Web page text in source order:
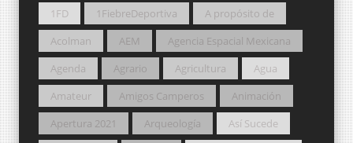
1FD 1FiebreDeportiva
A propósito de
Acolman
AEM
Agencia Espacial Mexicana
Agenda
Agrario Agricultura
Agua
Amateur
Amigos Camperos
Animación
Apertura 2021
Arqueología
Así Sucede